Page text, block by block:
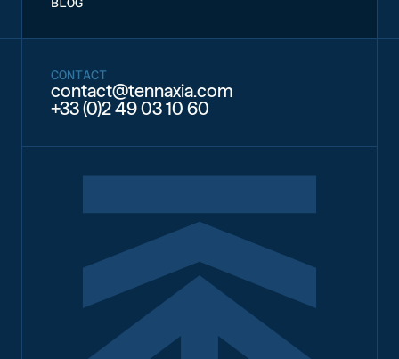
CONTACT
contact@tennaxia.com
+33 (0)2 49 03 10 60